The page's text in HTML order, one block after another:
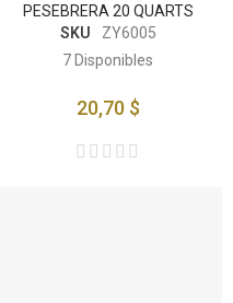
PESEBRERA 20 QUARTS
SKU
ZY6005
7 Disponibles
20,70 $